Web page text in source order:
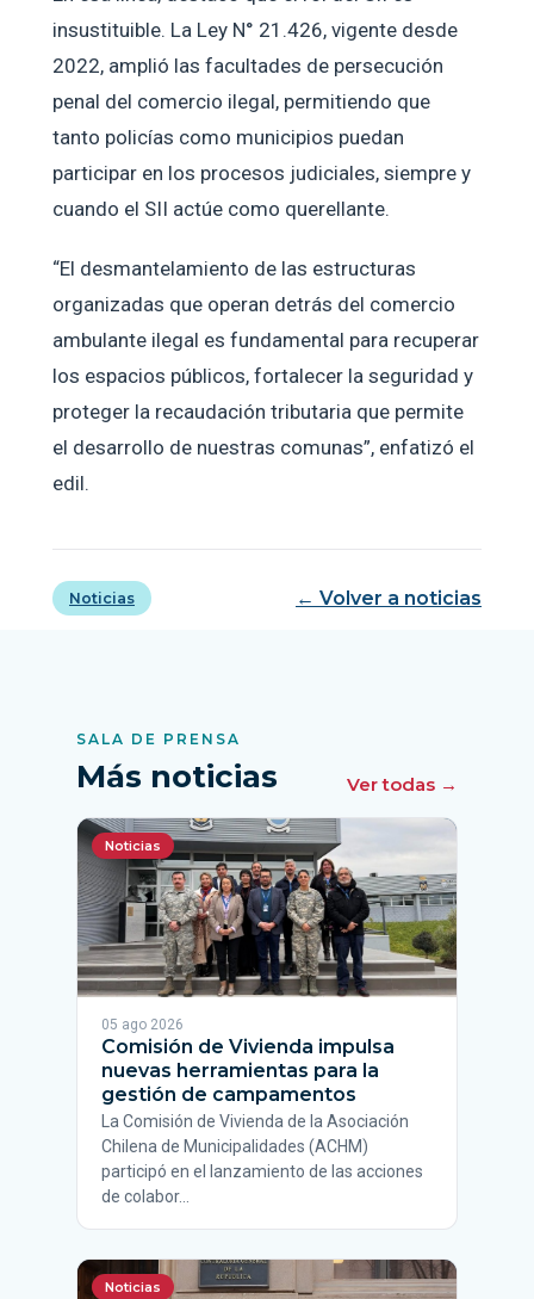
insustituible. La Ley N° 21.426, vigente desde
2022, amplió las facultades de persecución
penal del comercio ilegal, permitiendo que
tanto policías como municipios puedan
participar en los procesos judiciales, siempre y
cuando el SII actúe como querellante.
“El desmantelamiento de las estructuras
organizadas que operan detrás del comercio
ambulante ilegal es fundamental para recuperar
los espacios públicos, fortalecer la seguridad y
proteger la recaudación tributaria que permite
el desarrollo de nuestras comunas”, enfatizó el
edil.
Noticias ← Volver a noticias
SALA DE PRENSA
Más noticias Ver todas →
Noticias
05 ago 2026
Comisión de Vivienda impulsa
nuevas herramientas para la
gestión de campamentos
La Comisión de Vivienda de la Asociación
Chilena de Municipalidades (ACHM)
participó en el lanzamiento de las acciones
de colabor…
Noticias